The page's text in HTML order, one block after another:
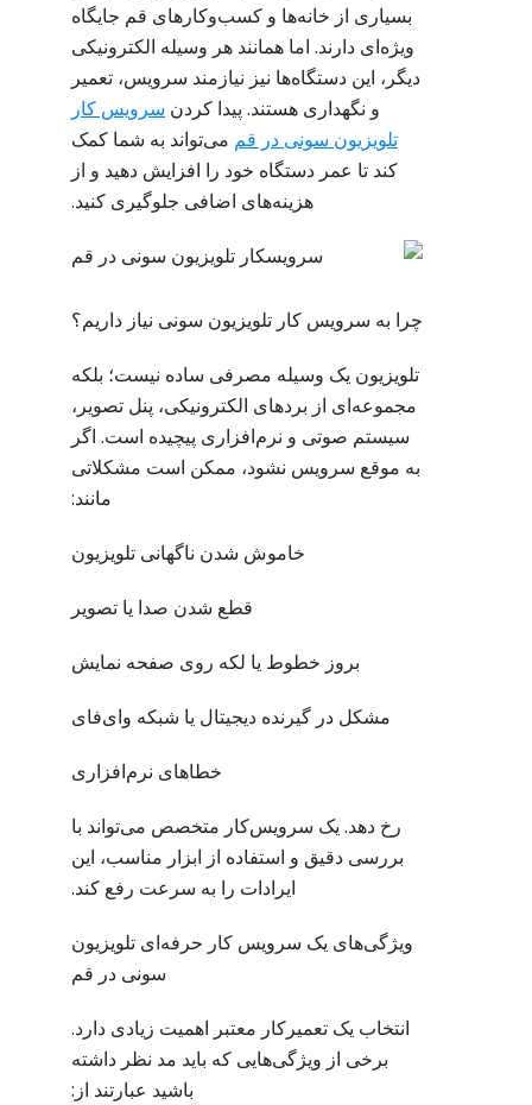
بسیاری از خانه‌ها و کسب‌وکارهای قم جایگاه
ویژه‌ای دارند. اما همانند هر وسیله الکترونیکی
دیگر، این دستگاه‌ها نیز نیازمند سرویس، تعمیر
و نگهداری هستند. پیدا کردن سرویس کار
تلویزیون سونی در قم می‌تواند به شما کمک
کند تا عمر دستگاه خود را افزایش دهید و از
هزینه‌های اضافی جلوگیری کنید.
چرا به سرویس کار تلویزیون سونی نیاز داریم؟
تلویزیون یک وسیله مصرفی ساده نیست؛ بلکه
مجموعه‌ای از بردهای الکترونیکی، پنل تصویر،
سیستم صوتی و نرم‌افزاری پیچیده است. اگر
به موقع سرویس نشود، ممکن است مشکلاتی
مانند:
خاموش شدن ناگهانی تلویزیون
قطع شدن صدا یا تصویر
بروز خطوط یا لکه روی صفحه نمایش
مشکل در گیرنده دیجیتال یا شبکه وای‌فای
خطاهای نرم‌افزاری
رخ دهد. یک سرویس‌کار متخصص می‌تواند با
بررسی دقیق و استفاده از ابزار مناسب، این
ایرادات را به سرعت رفع کند.
ویژگی‌های یک سرویس کار حرفه‌ای تلویزیون
سونی در قم
انتخاب یک تعمیرکار معتبر اهمیت زیادی دارد.
برخی از ویژگی‌هایی که باید مد نظر داشته
باشید عبارتند از: